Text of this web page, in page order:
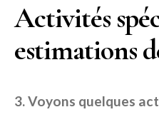
Activités
estimations
3. Voyons quelques